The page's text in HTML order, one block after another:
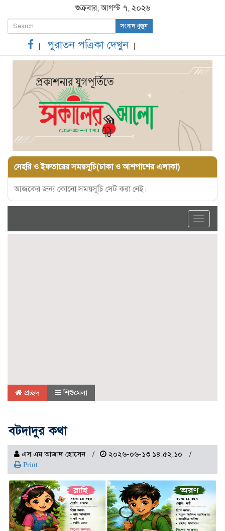
শুক্রবার, আগস্ট ৭, ২০২৬
সংবাদ খুজুন
পুরাতন পত্রিকা দেখুন
সেহরি ও ইফতারের সময়সূচি(ঢাকা ও আশপাশের এলাকা)
আজকের জন্য কোনো সময়সূচি সেট করা নেই।
Toggle
প্রচ্ছদ শিশুমেলা
বটদাদুর কথা
এস এম আজাদ হোসেন ২০২৬-০৬-১৩ ১৪:৫২:১০
Print